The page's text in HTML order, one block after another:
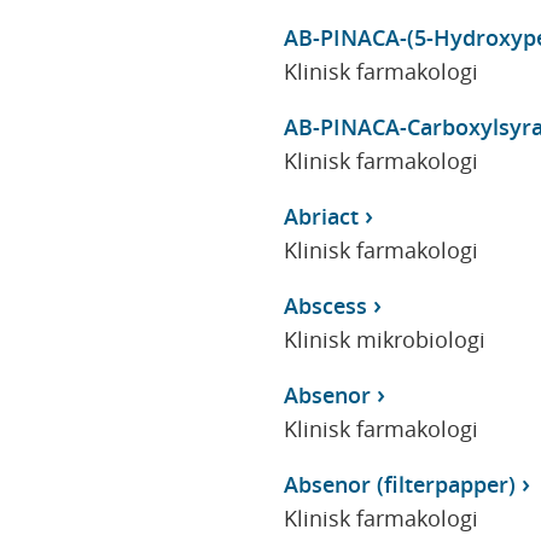
AB-PINACA-(5-
Klinisk farmakologi
AB-PINACA-Carboxylsyra
Klinisk farmakologi
Abriact
Klinisk farmakologi
Abscess
Klinisk mikrobiologi
Absenor
Klinisk farmakologi
Absenor (filterpapper)
Klinisk farmakologi